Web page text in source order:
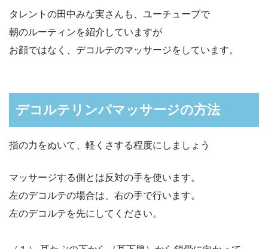
タレントの田中みな実さんも、ユーチューブで
朝のルーティンを紹介していますが
お顔ではなく、デコルテのマッサージをしています。
デコルテリンパマッサージの方法
指の力をぬいて、軽くさする程度にしましょう
マッサージする側とは反対の手を使います。
左のデコルテの場合は、右の手で行います。
左のデコルテを先にしてください。